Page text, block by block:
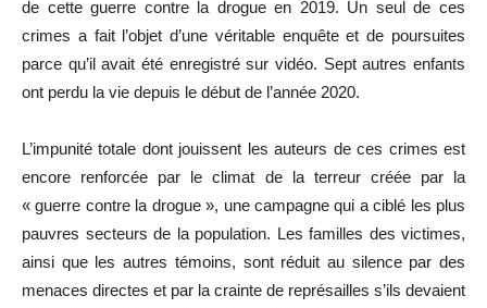
de cette guerre contre la drogue en 2019. Un seul de ces
crimes a fait l’objet d’une véritable enquête et de poursuites
parce qu’il avait été enregistré sur vidéo. Sept autres enfants
ont perdu la vie depuis le début de l’année 2020.
L’impunité totale dont jouissent les auteurs de ces crimes est
encore renforcée par le climat de la terreur créée par la
« guerre contre la drogue », une campagne qui a ciblé les plus
pauvres secteurs de la population. Les familles des victimes,
ainsi que les autres témoins, sont réduit au silence par des
menaces directes et par la crainte de représailles s’ils devaient